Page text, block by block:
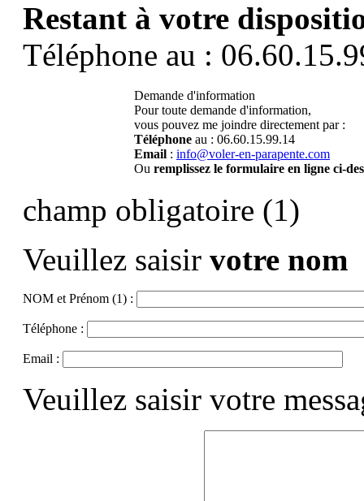
Restant à votre
Téléphone au :
Demande d'information
Pour toute demande d'information,
vous pouvez me joindre directement par :
Téléphone au : 06.60.15.99.14
Email : info@voler-en-parapente.com
Ou remplissez le formulaire en ligne ci-
champ obligatoire (1)
Veuillez saisir votre nom
NOM et Prénom (1) :
Téléphone :
Email :
Veuillez saisir votre